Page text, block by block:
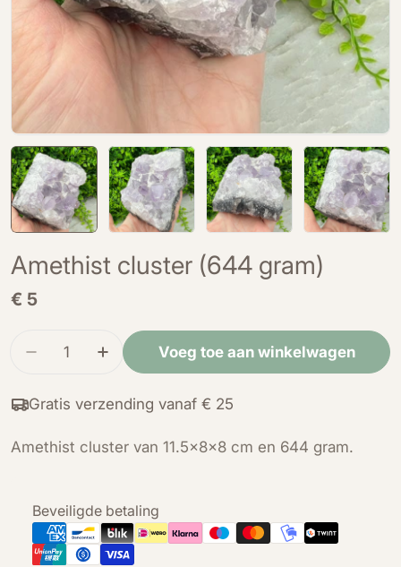
Amethist cluster (644 gram)
Normale
€ 5
Hoeveelheid
Verminder de hoeveelheid voor Amethist
Verhoog de hoeveelheid voor
Voeg toe aan winkelwagen
Gratis verzending vanaf € 25
Amethist cluster van 11.5x8x8 cm en 644 gram.
Beveiligde betaling
Betaalmethoden